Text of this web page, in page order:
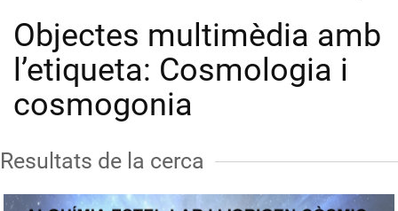
Objectes multimèdia amb
l’etiqueta: Cosmologia i
cosmogonia
Resultats de la cerca